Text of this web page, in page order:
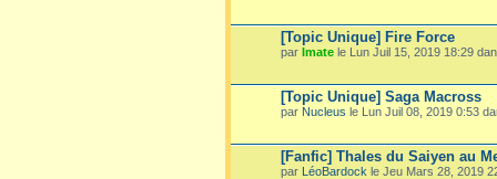
[Topic Unique] Fire Force
par Imate le Lun Juil 15, 2019 18:29
[Topic Unique] Saga Macross
par Nucleus le Lun Juil 08, 2019 0:53
[Fanfic] Thales du Saiyen au
par LéoBardock le Jeu Mars 28, 2019